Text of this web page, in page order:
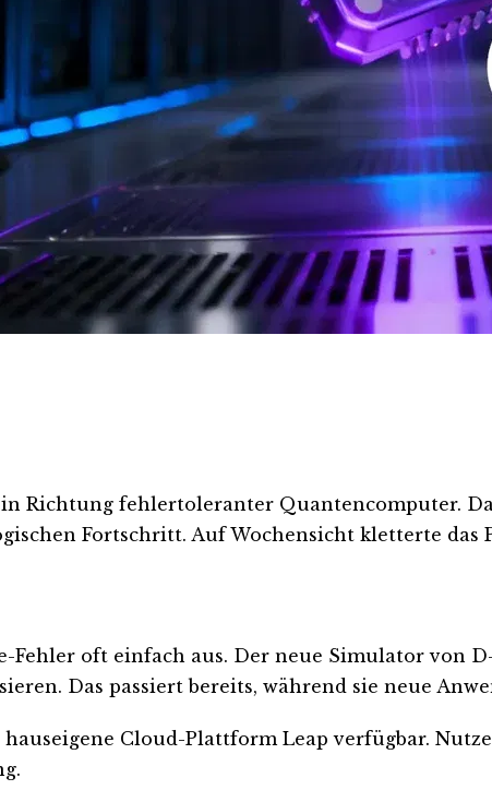
Richtung fehlertoleranter Quantencomputer.
Fortschritt. Auf Wochensicht kletterte das
oft einfach aus. Der neue Simulator von
Das passiert bereits, während sie neue
hauseigene Cloud-Plattform Leap verfügbar.